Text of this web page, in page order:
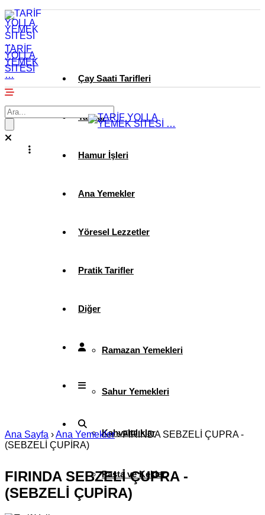
TARİF
YOLLA
YEMEK
SİTESİ
… Çay Saati Tarifleri
Tatlılar
Hamur İşleri
Ana Yemekler
Yöresel Lezzetler
Pratik Tarifler
Diğer
Ramazan Yemekleri
Sahur Yemekleri
Kahvaltılıklar
Pasta ve Kekler
Ana Sayfa ›Ana Yemekler›FIRINDA SEBZELİ ÇUPRA -
(SEBZELİ ÇUPİRA)
FIRINDA SEBZELİ ÇUPRA -
(SEBZELİ ÇUPİRA)